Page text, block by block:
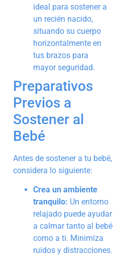
ideal para sostener a
un recién nacido,
situando su cuerpo
horizontalmente en
tus brazos para
mayor seguridad.
Preparativos
Previos a
Sostener al
Bebé
Antes de sostener a tu bebé,
considera lo siguiente:
Crea un ambiente
tranquilo: Un entorno
relajado puede ayudar
a calmar tanto al bebé
como a ti. Minimiza
ruidos y distracciones.